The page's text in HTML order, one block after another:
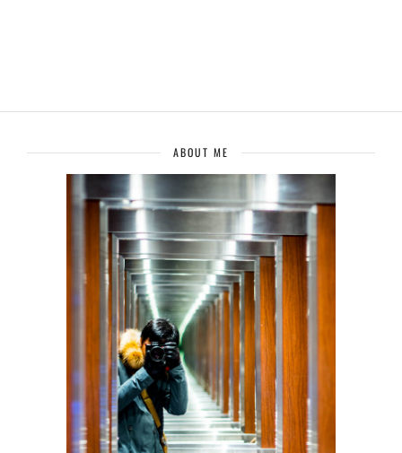
ABOUT ME